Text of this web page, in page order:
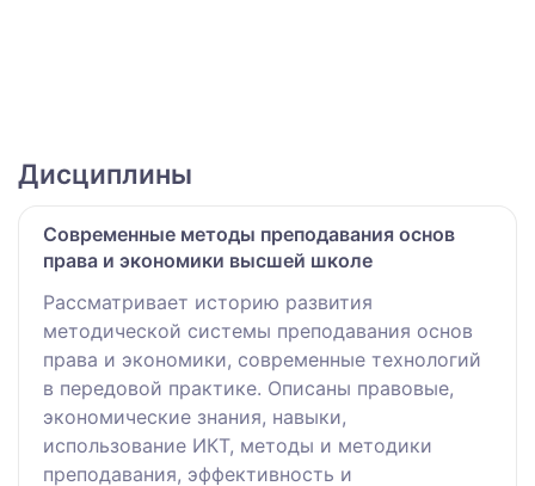
Дисциплины
Современные методы преподавания основ
права и экономики высшей школе
Рассматривает историю развития
методической системы преподавания основ
права и экономики, современные технологий
в передовой практике. Описаны правовые,
экономические знания, навыки,
использование ИКТ, методы и методики
преподавания, эффективность и